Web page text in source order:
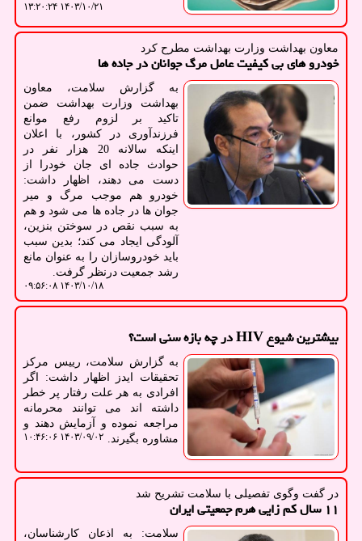
۱۴۰۳/۱۰/۲۱ ۱۳:۲۰:۲۴
معاون بهداشت وزارت بهداشت مطرح كرد
خودرو های بی کیفیت عامل مرگ جوانان در جاده ها
به گزارش سلامت، معاون
بهداشت وزارت بهداشت ضمن
تاکید بر لزوم رفع موانع
فرزندآوری در کشور، با اعلان
اینکه سالانه 20 هزار نفر در
حوادث جاده ای جان خودرا از
دست می دهند، اظهار داشت:
خودرو هم موجب مرگ و میر
جوان ها در جاده ها می شود و هم
به سبب نقص در سوختن بنزین،
آلودگی ایجاد می کند؛ بدین سبب
باید خودروسازان را به عنوان مانع
رشد جمعیت درنظر گرفت.
۱۴۰۳/۱۰/۱۸ ۰۹:۵۶:۰۸
بیشترین شیوع HIV در چه بازه سنی است؟
به گزارش سلامت، رییس مرکز
تحقیقات ایدز اظهار داشت: اگر
افرادی به هر علت رفتار پر خطر
داشته اند می توانند محرمانه
مراجعه نموده و آزمایش دهند و
مشاوره بگیرند.
۱۴۰۳/۰۹/۰۲ ۱۰:۴۶:۰۶
در گفت وگوی تفصیلی با سلامت تشریح شد
۱۱ سال کم زایی هرم جمعیتی ایران
سلامت: به اذعان کارشناسان،